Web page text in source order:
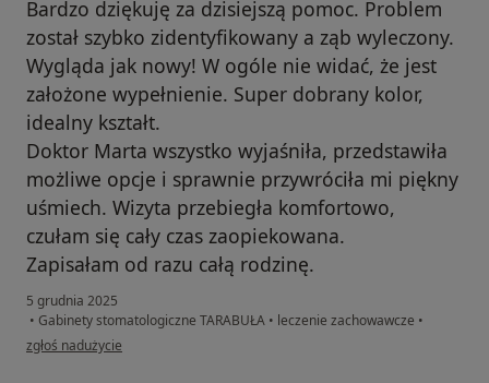
Bardzo dziękuję za dzisiejszą pomoc. Problem
został szybko zidentyfikowany a ząb wyleczony.
Wygląda jak nowy! W ogóle nie widać, że jest
założone wypełnienie. Super dobrany kolor,
idealny kształt.
Doktor Marta wszystko wyjaśniła, przedstawiła
możliwe opcje i sprawnie przywróciła mi piękny
uśmiech. Wizyta przebiegła komfortowo,
czułam się cały czas zaopiekowana.
Zapisałam od razu całą rodzinę.
5 grudnia 2025
• Gabinety stomatologiczne TARABUŁA • leczenie zachowawcze •
w opinii użytkownika Dagmara
zgłoś nadużycie